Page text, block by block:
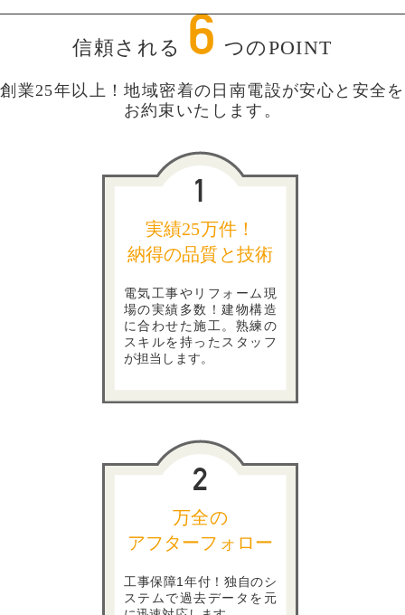
信頼される 6 つのPOINT
創業25年以上！地域密着の日南電設が安心と安全を
お約束いたします。
実績25万件！
納得の品質と技術
電気工事やリフォーム現
場の実績多数！建物構造
に合わせた施工。熟練の
スキルを持ったスタッフ
が担当します。
万全の
アフターフォロー
工事保障1年付！独自のシ
ステムで過去データを元